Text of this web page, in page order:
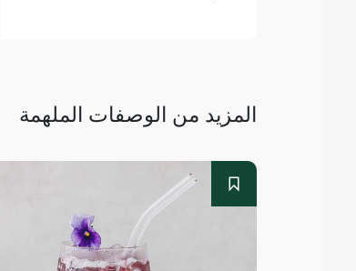
المزيد من الوصفات الملهمة